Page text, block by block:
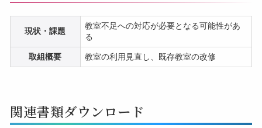
現状・課題
教室不足への対応が必要となる可能性があ
る
取組概要 教室の利用見直し、既存教室の改修
関連書類ダウンロード